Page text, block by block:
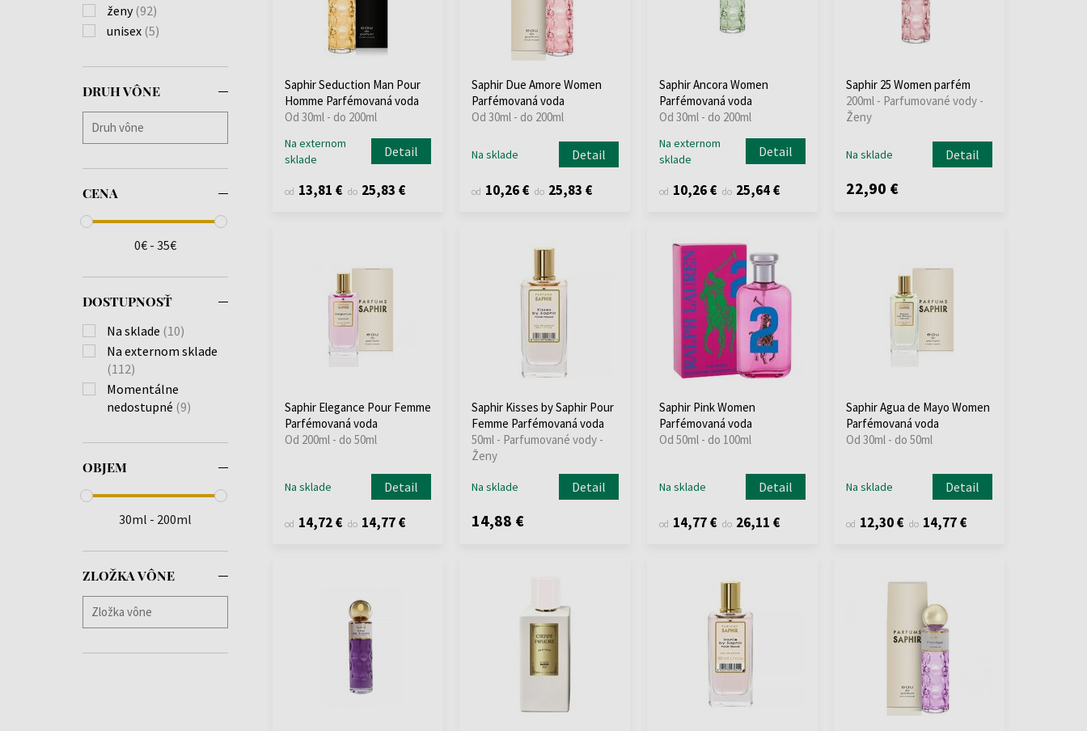
ženy(92)
unisex (5)
DRUH VÔNE
CENA
0€ - 35€
DOSTUPNOSŤ
Na sklade (10)
Na externom sklade
(112)
Momentálne
nedostupné (9)
OBJEM
30ml - 200ml
ZLOŽKA VÔNE
Saphir Seduction Man Pour
Homme Parfémovaná voda
Od 30ml - do 200ml
Na externom
sklade
Detail
od 13,81 € do 25,83 €
Saphir Due Amore Women
Parfémovaná voda
Od 30ml - do 200ml
Na sklade Detail
od 10,26 € do 25,83 €
Saphir Ancora Women
Parfémovaná voda
Od 30ml - do 200ml
Na externom
sklade
Detail
od 10,26 € do 25,64 €
Saphir 25 Women parfém
200ml - Parfumované vody -
Ženy
Na sklade Detail
22,90 €
Saphir Elegance Pour Femme
Parfémovaná voda
Od 200ml - do 50ml
Na sklade Detail
od 14,72 € do 14,77 €
Saphir Kisses by Saphir Pour
Femme Parfémovaná voda
50ml - Parfumované vody -
Ženy
Na sklade Detail
14,88 €
Saphir Pink Women
Parfémovaná voda
Od 50ml - do 100ml
Na sklade Detail
od 14,77 € do 26,11 €
Saphir Agua de Mayo Women
Parfémovaná voda
Od 30ml - do 50ml
Na sklade Detail
od 12,30 € do 14,77 €